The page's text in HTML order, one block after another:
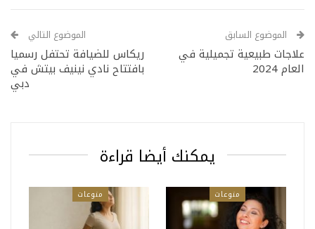
الموضوع السابق
علاجات طبيعية تجميلية في
العام 2024
الموضوع التالي
ريكاس للضيافة تحتفل رسميا
بافتتاح نادي نينيف بيتش في
دبي
يمكنك أيضا قراءة
منوعات منوعات